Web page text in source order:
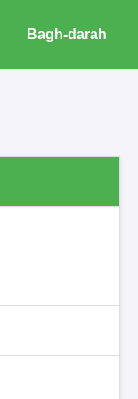
Bagh-darah